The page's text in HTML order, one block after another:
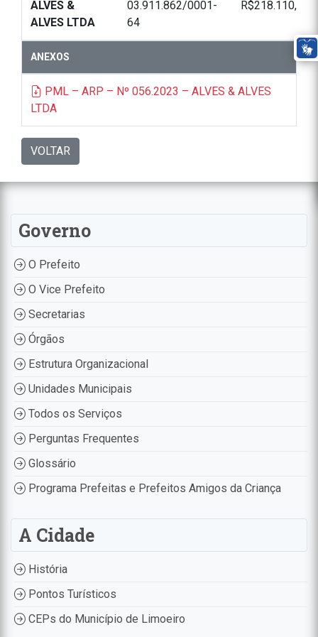
ALVES &
ALVES LTDA
03.911.862/0001-
64
R$218.110,00
ANEXOS
PML – ARP – Nº 056.2023 – ALVES & ALVES
LTDA
VOLTAR
Governo
O Prefeito
O Vice Prefeito
Secretarias
Órgãos
Estrutura Organizacional
Unidades Municipais
Todos os Serviços
Perguntas Frequentes
Glossário
Programa Prefeitas e Prefeitos Amigos da Criança
A Cidade
História
Pontos Turísticos
CEPs do Município de Limoeiro